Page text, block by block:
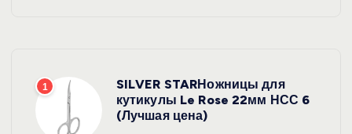
1
SILVER STARНожницы для
кутикулы Le Rose 22мм НСС 6
(Лучшая цена)